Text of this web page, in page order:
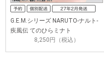
G.E.M.シリーズ NARUTO-ナルト-
疾風伝 てのひらミナト
8,250円（税込）